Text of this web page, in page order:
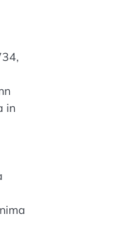
in